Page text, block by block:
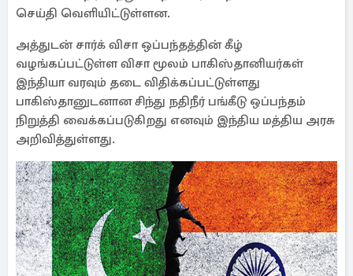
செய்தி வெளியிட்டுள்ளன.
அத்துடன் சார்க் விசா ஒப்பந்தத்தின் கீழ்
வழங்கப்பட்டுள்ள விசா மூலம் பாகிஸ்தானியர்கள்
இந்தியா வரவும் தடை விதிக்கப்பட்டுள்ளது
பாகிஸ்தானுடனான சிந்து நதிநீர் பங்கீடு ஒப்பந்தம்
நிறுத்தி வைக்கப்படுகிறது எனவும் இந்திய மத்திய அரசு
அறிவித்துள்ளது.